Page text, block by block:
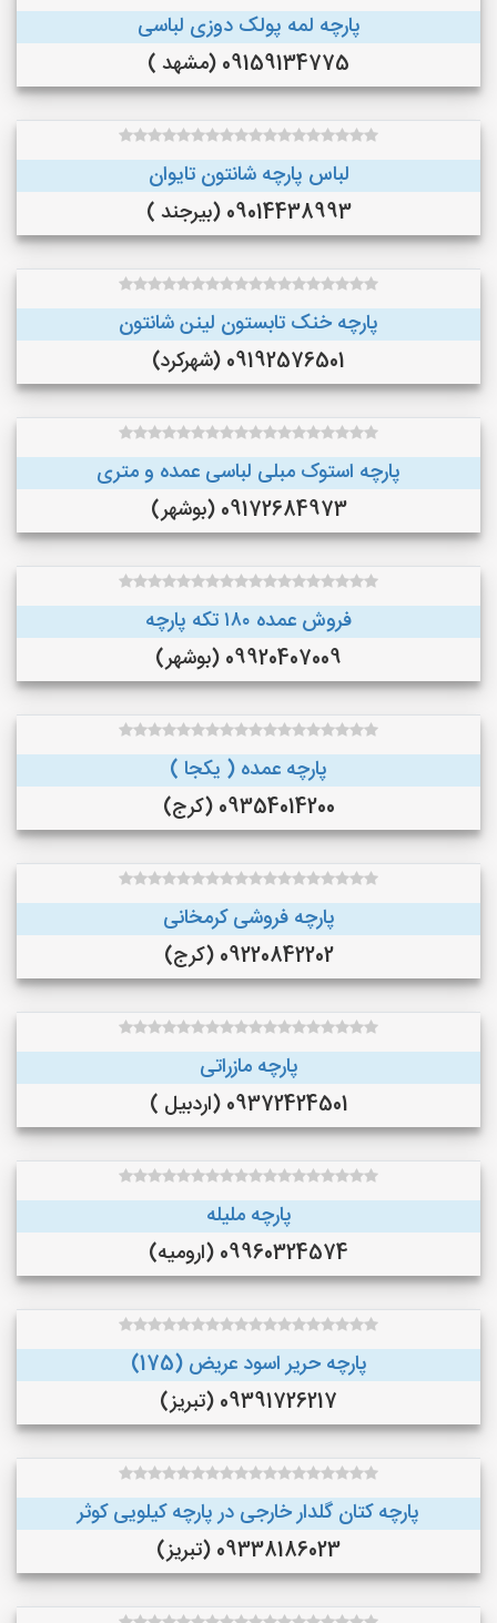
پارچه لمه پولک دوزی لباسی
09159134775 (مشهد )
لباس پارچه شانتون تایوان
09014438993 (بیرجند )
پارچه خنک تابستون لینن شانتون
09192576501 (شهرکرد)
پارچه استوک مبلی لباسی عمده و متری
09172684973 (بوشهر)
فروش عمده ۱۸۰ تکه پارچه
09920407009 (بوشهر)
پارچه عمده ( یکجا )
09354014200 (کرج)
پارچه فروشی کرمخانی
09220842202 (کرج)
پارچه مازراتی
09372424501 (اردبیل )
پارچه ملیله
09960324574 (ارومیه)
پارچه حریر اسود عریض (175)
09391726217 (تبریز)
پارچه کتان گلدار خارجی در پارچه کیلویی کوثر
09338186023 (تبریز)